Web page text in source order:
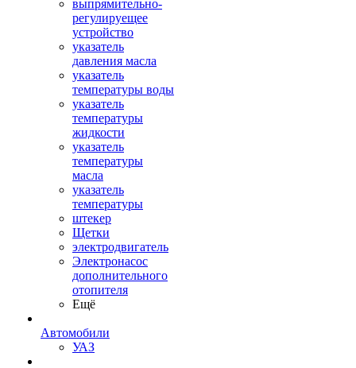
выпрямительно-
регулируещее
устройство
указатель
давления масла
указатель
температуры воды
указатель
температуры
жидкости
указатель
температуры
масла
указатель
температуры
штекер
Щетки
электродвигатель
Электронасос
дополнительного
отопителя
Ещё
Автомобили
УАЗ